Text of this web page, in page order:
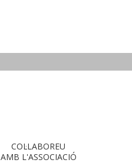
COL·LABOREU
AMB L'ASSOCIACIÓ